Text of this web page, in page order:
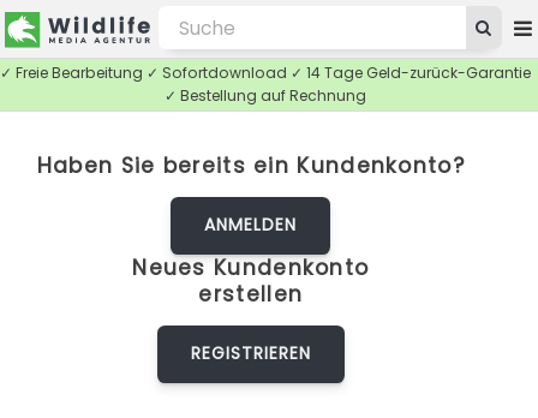
✓ Freie Bearbeitung ✓ Sofortdownload ✓ 14 Tage Geld-zurück-Garantie
✓ Bestellung auf Rechnung
Haben Sie bereits ein Kundenkonto?
ANMELDEN
Neues Kundenkonto
erstellen
REGISTRIEREN